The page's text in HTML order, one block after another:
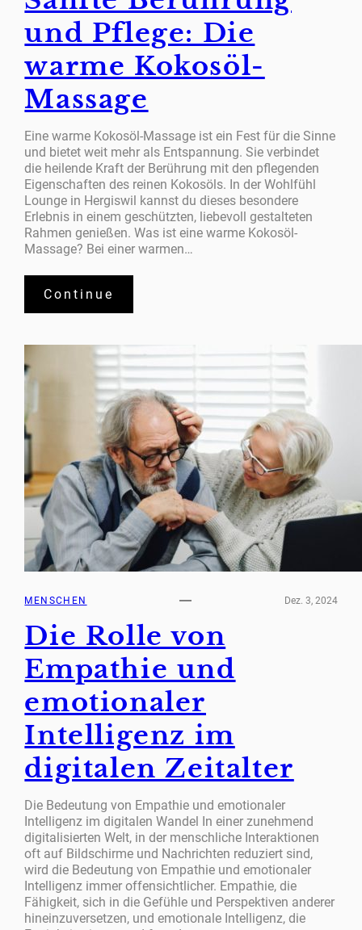
und Pflege: Die
warme Kokosöl-
Massage
Eine warme Kokosöl-Massage ist ein Fest für die Sinne
und bietet weit mehr als Entspannung. Sie verbindet
die heilende Kraft der Berührung mit den pflegenden
Eigenschaften des reinen Kokosöls. In der Wohlfühl
Lounge in Hergiswil kannst du dieses besondere
Erlebnis in einem geschützten, liebevoll gestalteten
Rahmen genießen. Was ist eine warme Kokosöl-
Massage? Bei einer warmen…
Continue
MENSCHEN Dez. 3, 2024
Die Rolle von
Empathie und
emotionaler
Intelligenz im
digitalen Zeitalter
Die Bedeutung von Empathie und emotionaler
Intelligenz im digitalen Wandel In einer zunehmend
digitalisierten Welt, in der menschliche Interaktionen
oft auf Bildschirme und Nachrichten reduziert sind,
wird die Bedeutung von Empathie und emotionaler
Intelligenz immer offensichtlicher. Empathie, die
Fähigkeit, sich in die Gefühle und Perspektiven anderer
hineinzuversetzen, und emotionale Intelligenz, die